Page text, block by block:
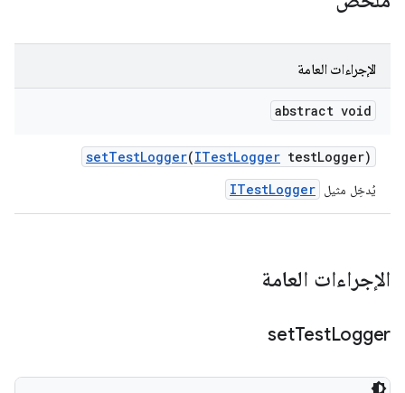
الإجراءات العامة
abstract void
setTestLogger(ITestLogger testLogger)
يُدخِل مثيل ITestLogger
الإجراءات العامة
setTestLogger